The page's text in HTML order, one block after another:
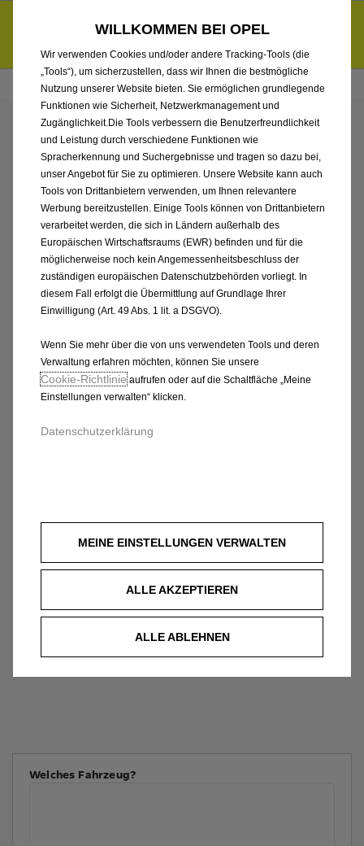
6.000 € staatliche Förderungsprämie für E-Autos und Plug-in-
Hybride. Mehr erfahren >>
ENTDECKEN SIE ALLE
ASTRA SPORTS TOURER
ELECTRIC
VORFÜHRWAGEN MIT
ELEKTRO ANTRIEB VON
FRANKE AUTOMOBILE
GMBH & CO. KG
Welches Fahrzeug?
WILLKOMMEN BEI OPEL
Wir verwenden Cookies und/oder andere Tracking-Tools (die
„Tools“), um sicherzustellen, dass wir Ihnen die bestmögliche
Nutzung unserer Website bieten. Sie ermöglichen grundlegende
Funktionen wie Sicherheit, Netzwerkmanagement und
Zugänglichkeit.Die Tools verbessern die Benutzerfreundlichkeit
und Leistung durch verschiedene Funktionen wie
Spracherkennung und Suchergebnisse und tragen so dazu bei,
unser Angebot für Sie zu optimieren. Unsere Website kann auch
Tools von Drittanbietern verwenden, um Ihnen relevantere
Werbung bereitzustellen. Einige Tools können von Drittanbietern
verarbeitet werden, die sich in Ländern außerhalb des
Europäischen Wirtschaftsraums (EWR) befinden und für die
möglicherweise noch kein Angemessenheitsbeschluss der
zuständigen europäischen Datenschutzbehörden vorliegt. In
diesem Fall erfolgt die Übermittlung auf Grundlage Ihrer
Einwilligung (Art. 49 Abs. 1 lit. a DSGVO).
Wenn Sie mehr über die von uns verwendeten Tools und deren
Verwaltung erfahren möchten, können Sie unsere
Cookie‑Richtlinieaufrufen oder auf die Schaltfläche „Meine
Einstellungen verwalten“ klicken.
Datenschutzerklärung
MEINE EINSTELLUNGEN VERWALTEN
ALLE AKZEPTIEREN
ALLE ABLEHNEN